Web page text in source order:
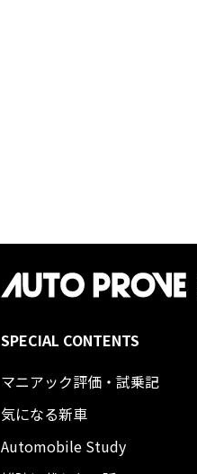
SPECIAL CONTENTS
マニアック評価・試乗記
気になる新車
Automobile Study